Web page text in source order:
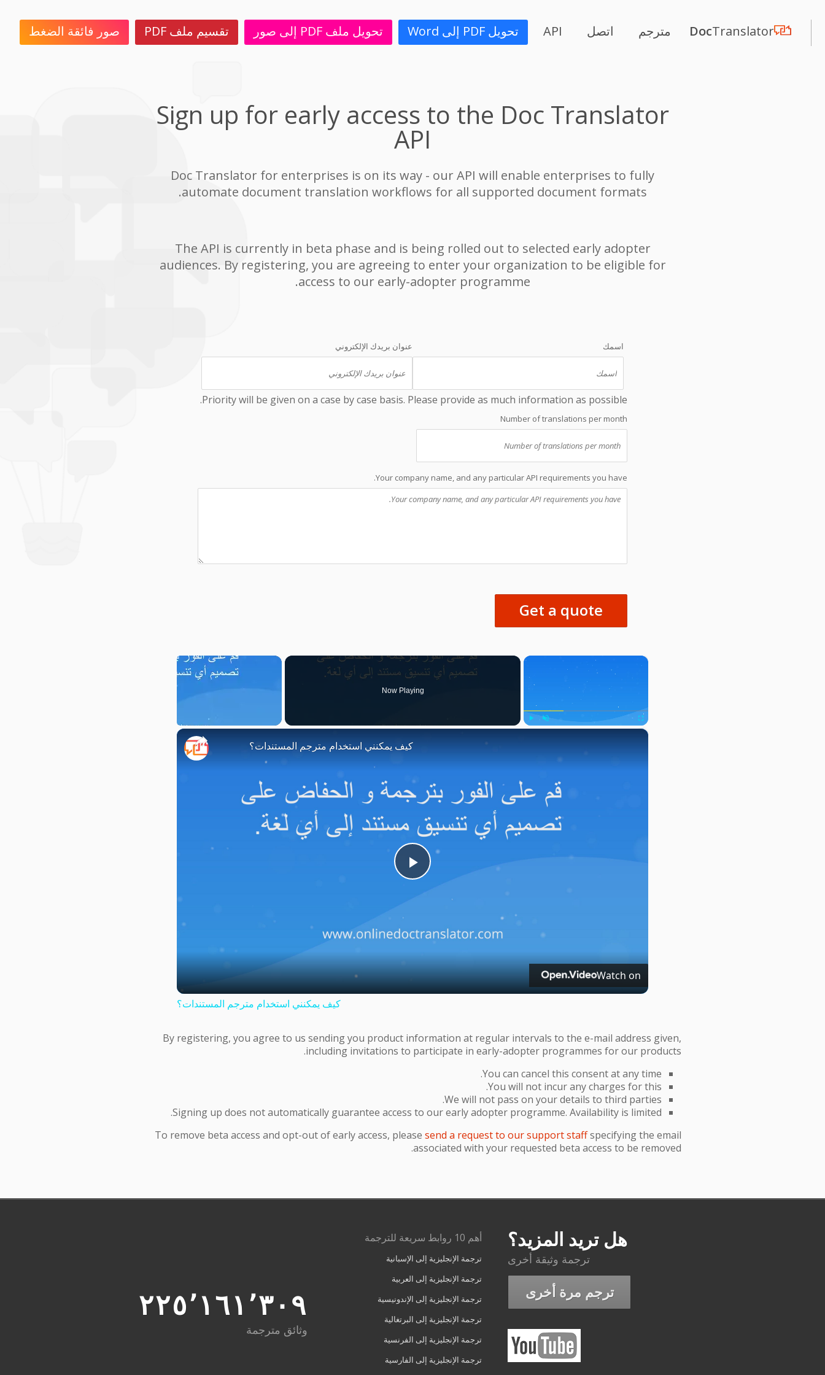
DocTranslator مترجم اتصل API تحويل PDF إلى Word تحويل ملف PDF إلى صور تقسيم ملف PDF صور فائقة الضغط
Sign up for early access to the Doc Translator
API
Doc Translator for enterprises is on its way - our API will enable enterprises to fully
automate document translation workflows for all supported document formats.
The API is currently in beta phase and is being rolled out to selected early adopter
audiences. By registering, you are agreeing to enter your organization to be eligible for
access to our early-adopter programme.
اسمك عنوان بريدك الإلكتروني
Priority will be given on a case by case basis. Please provide as much information as possible.
Number of translations per month
Your company name, and any particular API requirements you have.
×
Fullscreen
Now Playing
×
Play
Video
كيف يمكنني استخدام مترجم المستندات؟
Watch on
كيف يمكنني استخدام مترجم المستندات؟
By registering, you agree to us sending you product information at regular intervals to the e-mail address given,
including invitations to participate in early-adopter programmes for our products.
You can cancel this consent at any time.
You will not incur any charges for this.
We will not pass on your details to third parties.
Signing up does not automatically guarantee access to our early adopter programme. Availability is limited.
To remove beta access and opt-out of early access, please send a request to our support staffspecifying the email
associated with your requested beta access to be removed.
هل تريد المزيد؟
ترجمة وثيقة أخرى
ترجم مرة أخرى
أهم 10 روابط سريعة للترجمة
ترجمة الإنجليزية إلى الإسبانية
ترجمة الإنجليزية إلى العربية
ترجمة الإنجليزية إلى الإندونيسية
ترجمة الإنجليزية إلى البرتغالية
ترجمة الإنجليزية إلى الفرنسية
ترجمة الإنجليزية إلى الفارسية
٢٢٥٬١٦١٬٣٠٩
وثائق مترجمة